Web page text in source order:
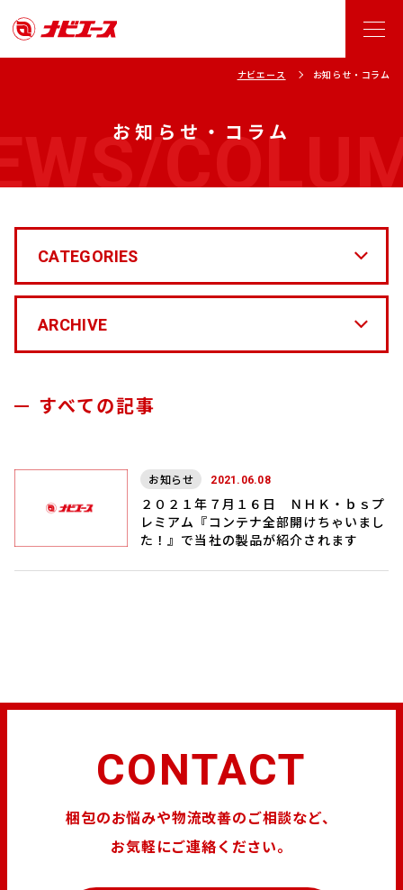
お知らせ・コラム
ナビエース お知らせ・コラム
すべての記事
お知らせ 2021.06.08
２０２１年７月１６日 ＮＨＫ・ｂｓプ
レミアム『コンテナ全部開けちゃいまし
た！』で当社の製品が紹介されます
CATEGORIES
ARCHIVE
CONTACT
梱包のお悩みや物流改善のご相談など、
お気軽にご連絡ください。